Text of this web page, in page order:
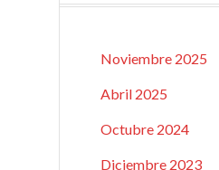
Noviembre 2025
Abril 2025
Octubre 2024
Diciembre 2023